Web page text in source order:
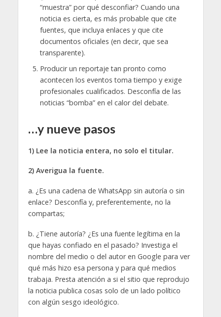
“muestra” por qué desconfiar? Cuando una
noticia es cierta, es más probable que cite
fuentes, que incluya enlaces y que cite
documentos oficiales (en decir, que sea
transparente).
Producir un reportaje tan pronto como
acontecen los eventos toma tiempo y exige
profesionales cualificados. Desconfía de las
noticias “bomba” en el calor del debate.
…y nueve pasos
1) Lee la noticia entera, no solo el titular.
2) Averigua la fuente.
a. ¿Es una cadena de WhatsApp sin autoría o sin
enlace? Desconfía y, preferentemente, no la
compartas;
b. ¿Tiene autoría? ¿Es una fuente legítima en la
que hayas confiado en el pasado? Investiga el
nombre del medio o del autor en Google para ver
qué más hizo esa persona y para qué medios
trabaja. Presta atención a si el sitio que reprodujo
la noticia publica cosas solo de un lado político
con algún sesgo ideológico.